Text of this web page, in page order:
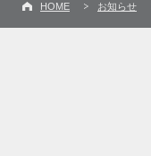
HOME お知らせ